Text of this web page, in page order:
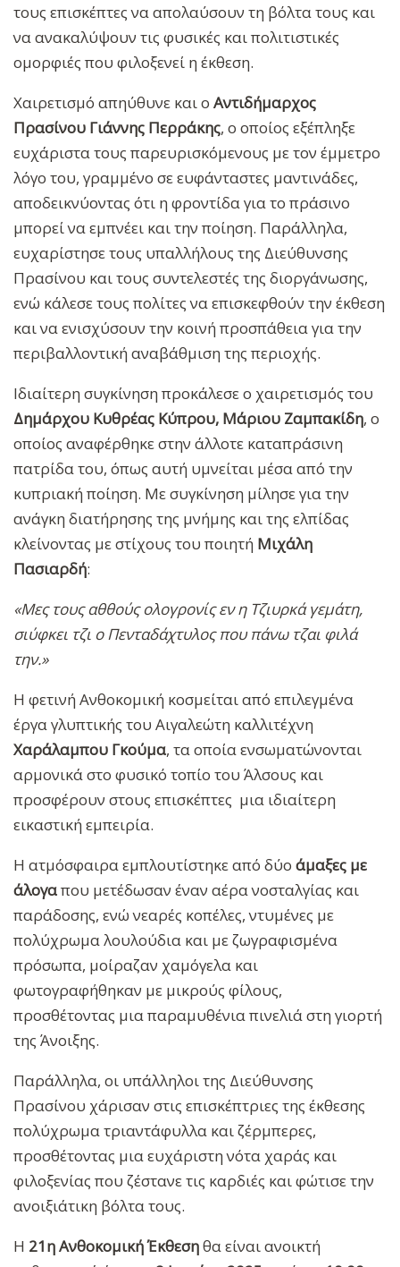
τους επισκέπτες να απολαύσουν τη βόλτα τους και
να ανακαλύψουν τις φυσικές και πολιτιστικές
ομορφιές που φιλοξενεί η έκθεση.
Χαιρετισμό απηύθυνε και ο Αντιδήμαρχος
Πρασίνου Γιάννης Περράκης, ο οποίος εξέπληξε
ευχάριστα τους παρευρισκόμενους με τον έμμετρο
λόγο του, γραμμένο σε ευφάνταστες μαντινάδες,
αποδεικνύοντας ότι η φροντίδα για το πράσινο
μπορεί να εμπνέει και την ποίηση. Παράλληλα,
ευχαρίστησε τους υπαλλήλους της Διεύθυνσης
Πρασίνου και τους συντελεστές της διοργάνωσης,
ενώ κάλεσε τους πολίτες να επισκεφθούν την έκθεση
και να ενισχύσουν την κοινή προσπάθεια για την
περιβαλλοντική αναβάθμιση της περιοχής.
Ιδιαίτερη συγκίνηση προκάλεσε ο χαιρετισμός του
Δημάρχου Κυθρέας Κύπρου, Μάριου Ζαμπακίδη, ο
οποίος αναφέρθηκε στην άλλοτε καταπράσινη
πατρίδα του, όπως αυτή υμνείται μέσα από την
κυπριακή ποίηση. Με συγκίνηση μίλησε για την
ανάγκη διατήρησης της μνήμης και της ελπίδας
κλείνοντας με στίχους του ποιητή Μιχάλη
Πασιαρδή:
«Μες τους αθθούς ολογρονίς εν η Τζιυρκά γεμάτη,
σιύφκει τζι ο Πενταδάχτυλος που πάνω τζαι φιλά
την.»
Η φετινή Ανθοκομική κοσμείται από επιλεγμένα
έργα γλυπτικής του Αιγαλεώτη καλλιτέχνη
Χαράλαμπου Γκούμα, τα οποία ενσωματώνονται
αρμονικά στο φυσικό τοπίο του Άλσους και
προσφέρουν στους επισκέπτες μια ιδιαίτερη
εικαστική εμπειρία.
Η ατμόσφαιρα εμπλουτίστηκε από δύο άμαξες με
άλογαπου μετέδωσαν έναν αέρα νοσταλγίας και
παράδοσης, ενώ νεαρές κοπέλες, ντυμένες με
πολύχρωμα λουλούδια και με ζωγραφισμένα
πρόσωπα, μοίραζαν χαμόγελα και
φωτογραφήθηκαν με μικρούς φίλους,
προσθέτοντας μια παραμυθένια πινελιά στη γιορτή
της Άνοιξης.
Παράλληλα, οι υπάλληλοι της Διεύθυνσης
Πρασίνου χάρισαν στις επισκέπτριες της έκθεσης
πολύχρωμα τριαντάφυλλα και ζέρμπερες,
προσθέτοντας μια ευχάριστη νότα χαράς και
φιλοξενίας που ζέστανε τις καρδιές και φώτισε την
ανοιξιάτικη βόλτα τους.
Η 21η Ανθοκομική Έκθεσηθα είναι ανοικτή